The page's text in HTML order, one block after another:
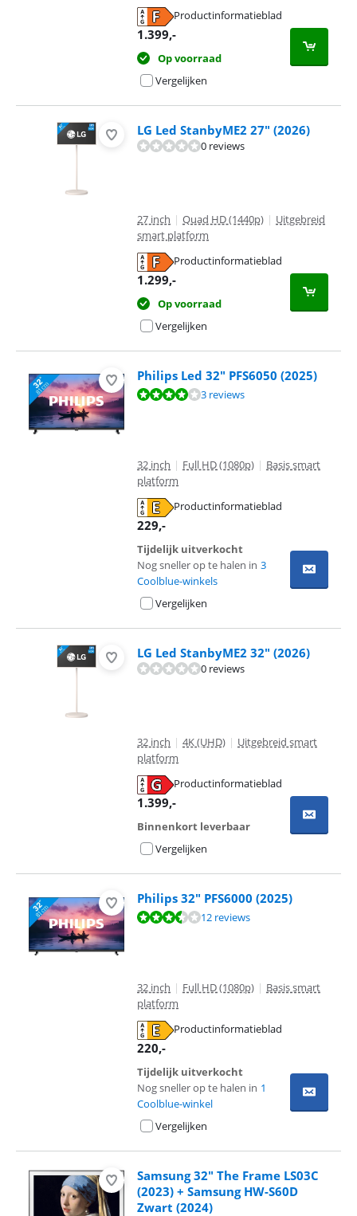
Productinformatieblad
1.399,-
Op voorraad
Vergelijken
LG Led StanbyME2 27" (2026)
0 reviews
27 inch | Quad HD (1440p) | Uitgebreid
smart platform
Productinformatieblad
1.299,-
Op voorraad
Vergelijken
Philips Led 32" PFS6050 (2025)
Beoordeling is 8,2 van de 10, gebaseerd op 3 reviews.
3 reviews
32 inch | Full HD (1080p) | Basis smart
platform
Productinformatieblad
229,-
Tijdelijk uitverkocht
Nog sneller op te halen in 3
Coolblue-winkels
Vergelijken
LG Led StanbyME2 32" (2026)
0 reviews
32 inch | 4K (UHD) | Uitgebreid smart
platform
Productinformatieblad
1.399,-
Binnenkort leverbaar
Vergelijken
Philips 32" PFS6000 (2025)
Beoordeling is 7,3 van de 10, gebaseerd op 12 reviews.
12 reviews
32 inch | Full HD (1080p) | Basis smart
platform
Productinformatieblad
220,-
Tijdelijk uitverkocht
Nog sneller op te halen in 1
Coolblue-winkel
Vergelijken
Samsung 32" The Frame LS03C
(2023) + Samsung HW-S60D
Zwart (2024)